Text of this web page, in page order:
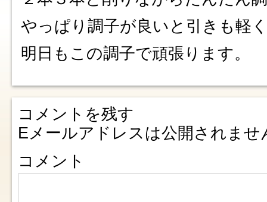
やっぱり調子が良いと引きも軽
明日もこの調子で頑張ります。
コメントを残す
Eメールアドレスは公開されませ
コメント